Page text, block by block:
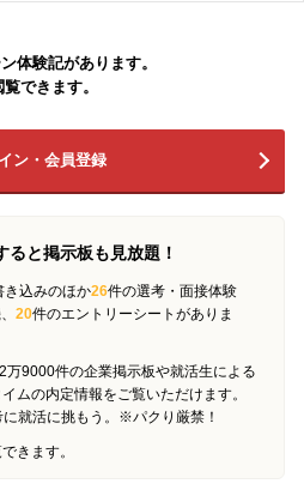
体験記があります。
できます。
ン・会員登録
ると掲示板も見放題！
き込みのほか26件の選考・面接体験
20件のエントリーシートがありま
万9000件の企業掲示板や就活生による
ムの内定情報をご覧いただけます。
就活に挑もう。※パクり厳禁！
きます。